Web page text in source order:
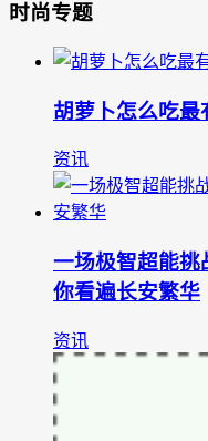
时尚专题
胡萝卜怎么吃最
资讯
一场极智超能
你看遍长安繁华
资讯